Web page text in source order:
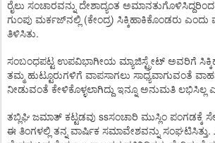
ರೈಲು ಸಂಚಾರವನ್ನು ದೇಶಾದ್ಯಂತ ಅಮಾನತುಗೊಳಿಸಿದ್ದರಿಂದ
ಗುಂಪು ಮರ್ಕಜ್‌ನಲ್ಲಿ (ಕೇಂದ್ರ) ಸಿಕ್ಕಿಹಾಕಿಕೊಂಡರು ಎಂದು
ತಿಳಿಸಿತು.
ಸಂಬಂಧಪಟ್ಟ ಉಪವಿಭಾಗೀಯ ಮ್ಯಾಜಿಸ್ಟ್ರೇಟ್ ಅವರಿಗೆ
ತಮ್ಮ ಹುಟ್ಟೂರುಗಳಿಗೆ ವಾಪಸಾಗಲು ಸಾಧ್ಯವಾಗುವಂತೆ
ನೀಡುವಂತೆ ಕೇಳಿಕೊಳ್ಳಲಾಗಿದ್ದು ಇನ್ನೂ ಅನುಮತಿ ಲಭಿಸಿಲ್ಲ
ತಬ್ಲಿಘಿ ಜಮಾತ್ ಕಟ್ಟಡವು ssಸಂಚಾರಿ ಮುಸ್ಲಿಂ ಪಂಗಡಕ್ಕೆ
ಈ ತಿಂಗಳಲ್ಲಿ ತನ್ನ ವಾರ್ಷಿಕ ಸಮಾವೇಶವನ್ನು ಸಂಘಟಿಸಿತ್ತು.